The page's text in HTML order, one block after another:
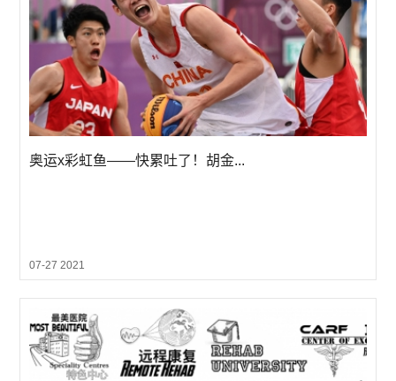
奥运x彩虹鱼——快累吐了！胡金...
07-27 2021